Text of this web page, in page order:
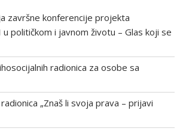
završne konferencije projekta
u političkom i javnom životu – Glas koji se
radionica za osobe sa
„Znaš li svoja prava – prijavi